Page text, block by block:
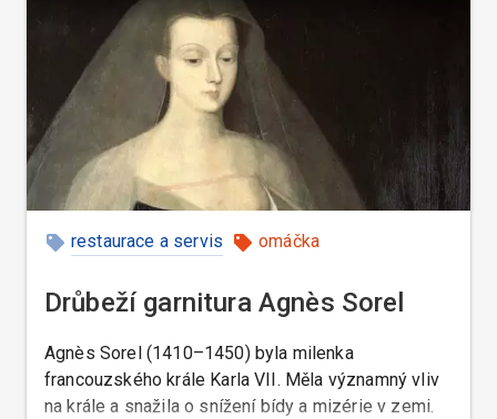
restaurace a servis omáčka
Drůbeží garnitura Agnès Sorel
Agnès Sorel (1410–1450) byla milenka
francouzského krále Karla VII. Měla významný vliv
na krále a snažila o snížení bídy a mizérie v zemi.